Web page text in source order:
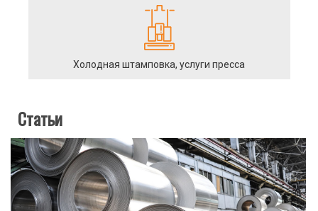
Холодная штамповка, услуги пресса
Статьи